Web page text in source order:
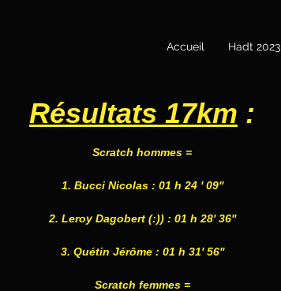
Accueil Hadt 2023
Résultats 17km :
Scratch hommes =
1. Bucci Nicolas : 01 h 24 ' 09''
2. Leroy Dagobert (:)) : 01 h 28' 36''
3. Quétin Jérôme : 01 h 31' 56''
Scratch femmes =